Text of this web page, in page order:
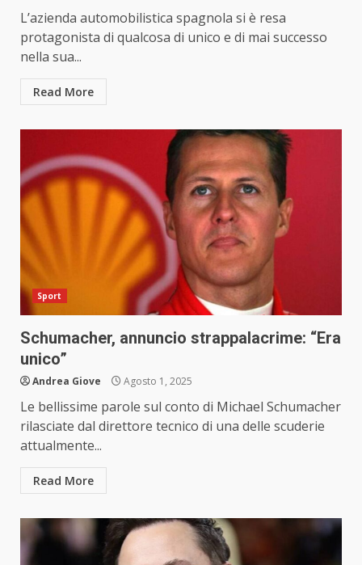
L’azienda automobilistica spagnola si è resa
protagonista di qualcosa di unico e di mai successo
nella sua...
Read More
Sport
Schumacher, annuncio strappalacrime: “Era
unico”
Andrea Giove Agosto 1, 2025
Le bellissime parole sul conto di Michael Schumacher
rilasciate dal direttore tecnico di una delle scuderie
attualmente...
Read More